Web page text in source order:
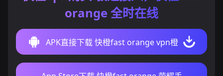
orange 全时在线
APK直接下载 快橙fast orange vpn橙